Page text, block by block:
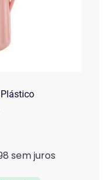
sem juros